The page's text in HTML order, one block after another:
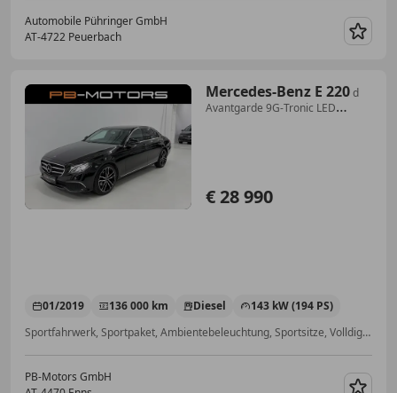
Automobile Pühringer GmbH
AT-4722 Peuerbach
Mercedes-Benz E 220d
Avantgarde 9G-Tronic LED
€ 28 990
01/2019 136 000 km Diesel
143 kW (194 PS)
Sportfahrwerk, Sportpaket, Ambientebeleuchtung, Sportsitze, Volldigitales Kombiinstrument, Getönte Scheiben, Sprachsteuerung, Einparkhilfe Rückfahrkamera
PB-Motors GmbH